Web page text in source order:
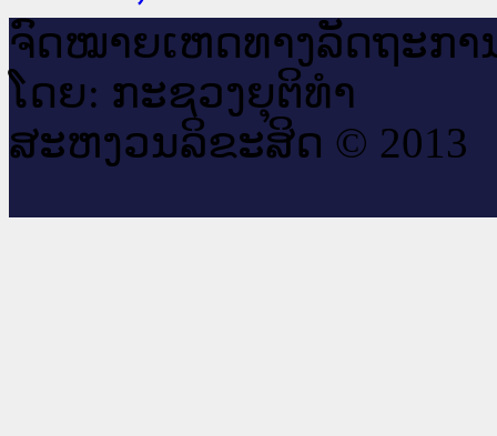
ຈົດ​ໝາຍ​ເຫດ​ທາງ​ລັດ​ຖະ​ກາ
ໂດຍ: ກະ​ຊວງຍຸ​ຕິ​ທຳ
ສະ​ຫງວນ​ລິ​ຂະ​ສິດ © 2013